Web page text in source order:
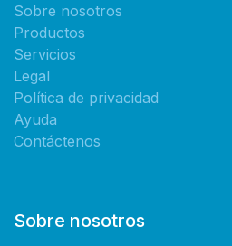
Sobre nosotros
Productos
Servicios
Legal
Política de privacidad
Ayuda
Contáctenos
Sobre nosotros